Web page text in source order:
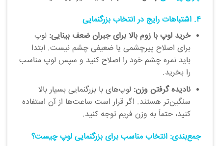
۴. اشتباهات رایج در انتخاب بزرگنمایی
خرید لوپ با زوم بالا برای جبران ضعف بینایی:لوپ
برای اصلاح پیرچشمی یا ضعیفی چشم نیست. ابتدا
باید نمره چشم خود را اصلاح کنید و سپس لوپ مناسب
را بخرید.
نادیده گرفتن وزن:لوپ‌های با بزرگنمایی بسیار بالا
سنگین‌تر هستند. اگر قرار است ساعت‌ها از آن استفاده
کنید، حتماً به وزن فریم توجه کنید.
جمع‌بندی: انتخاب مناسب برای بزرگنمایی لوپ چیست؟